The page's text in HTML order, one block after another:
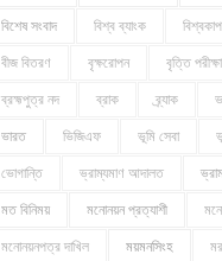
বিশেষ সংবাদ বিশ্ব ব্যাংক
বীজ বিতরণ বৃক্ষরোপন বৃত্তি পরীক্ষা
ব্রহ্মপুত্র নদ ব্রাক ব্র্যাক
ভারত ভিজিএফ ভূমি সেবা
ভোগান্তি ভ্রাম্যমাণ আদালত
মত বিনিময় মনোনয়ন প্রত্যাশী
মনোনয়নপত্র দাখিল ময়মনসিংহ